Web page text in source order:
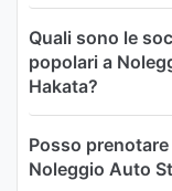
Quali sono le
popolari a
Hakata?
Posso
Noleggio Auto